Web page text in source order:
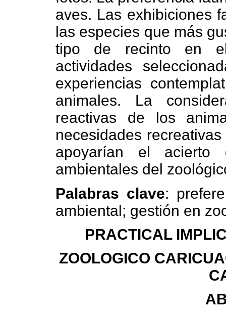
aves. Las exhibiciones
las especies que más
tipo de recinto en
actividades
experiencias
animales. La
reactivas de los
necesidades
apoyarían el acierto
ambientales del
Palabras clave:
ambiental; gestión en
PRACTICAL
ZOOLOGICO